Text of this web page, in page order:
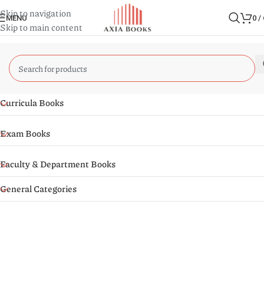
Skip to navigation
Skip to main content
MENU 0 /
Curricula Books
Exam Books
Faculty & Department Books
General Categories